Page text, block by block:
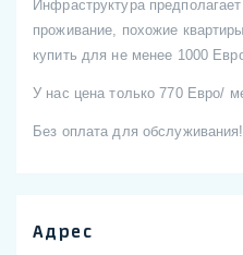
Инфраструктура
проживание, похожие
купить для не менее 1000
У нас цена только 770 Евро/
Без оплата для обслуживания!
Адрес